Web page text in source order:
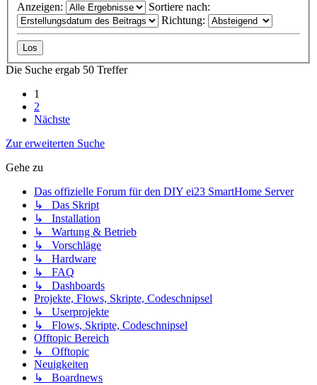
Anzeigen:
Sortiere nach:
Richtung:
Die Suche ergab 50 Treffer
1
2
Nächste
Zur erweiterten Suche
Gehe zu
Das offizielle Forum für den DIY ei23 SmartHome Server
↳ Das Skript
↳ Installation
↳ Wartung & Betrieb
↳ Vorschläge
↳ Hardware
↳ FAQ
↳ Dashboards
Projekte, Flows, Skripte, Codeschnipsel
↳ Userprojekte
↳ Flows, Skripte, Codeschnipsel
Offtopic Bereich
↳ Offtopic
Neuigkeiten
↳ Boardnews